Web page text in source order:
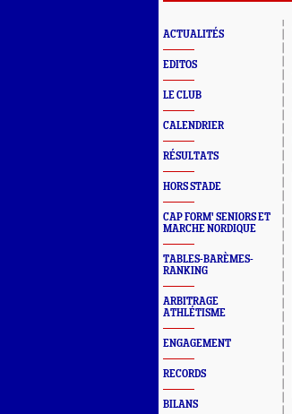
ACTUALITÉS
EDITOS
LE CLUB
CALENDRIER
RÉSULTATS
HORS STADE
CAP FORM' SENIORS ET
MARCHE NORDIQUE
TABLES-BARÈMES-
RANKING
ARBITRAGE
ATHLÉTISME
ENGAGEMENT
RECORDS
BILANS